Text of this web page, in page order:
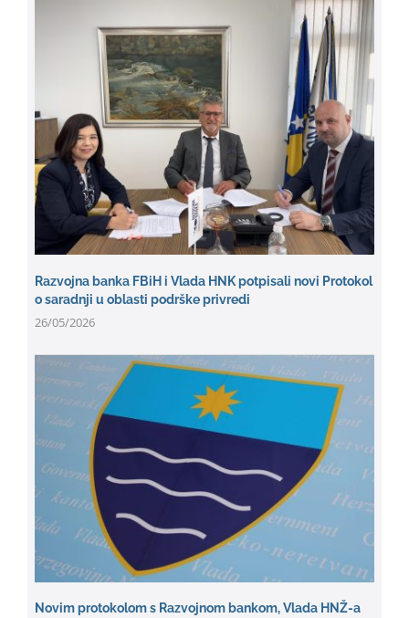
Razvojna banka FBiH i Vlada HNK potpisali novi Protokol
o saradnji u oblasti podrške privredi
26/05/2026
Novim protokolom s Razvojnom bankom, Vlada HNŽ-a